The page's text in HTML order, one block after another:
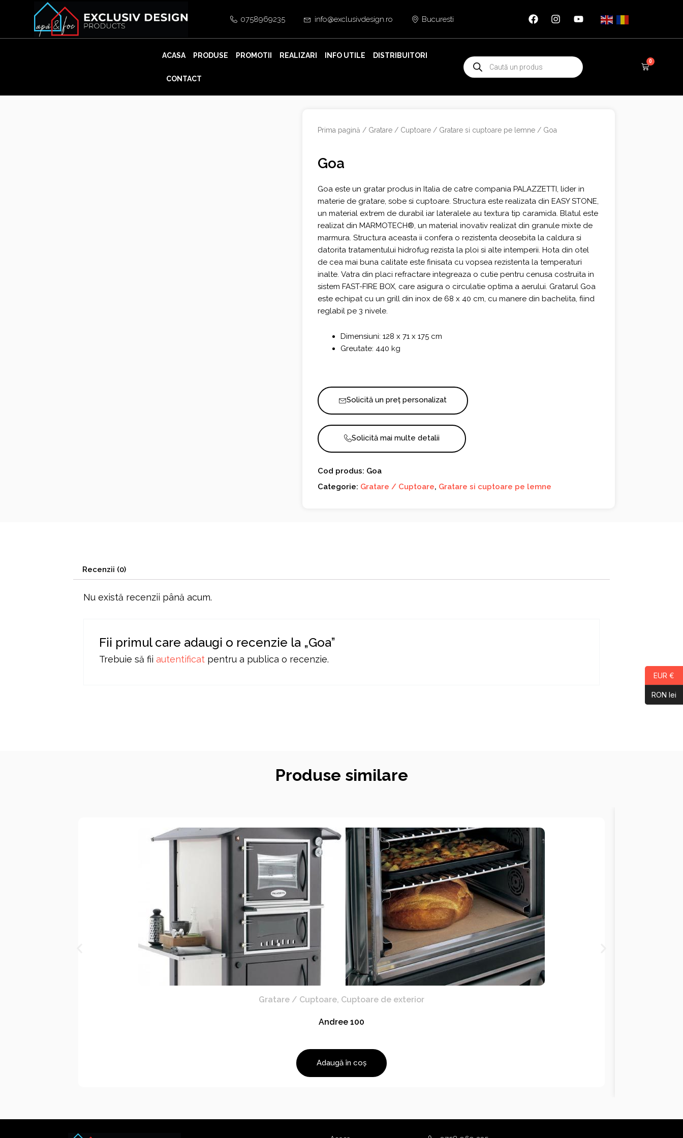
content
0758969235 info@exclusivdesign.ro Bucuresti
ACASA PRODUSE PROMOTII REALIZARI INFO UTILE DISTRIBUITORI
CONTACT
Products
search
0
Cart
Prima pagină / Gratare / Cuptoare / Gratare si cuptoare pe lemne / Goa
Goa
Goa este un gratar produs in Italia de catre compania PALAZZETTI, lider in
materie de gratare, sobe si cuptoare. Structura este realizata din EASY STONE,
un material extrem de durabil iar lateralele au textura tip caramida. Blatul este
realizat din MARMOTECH®, un material inovativ realizat din granule mixte de
marmura. Structura aceasta ii confera o rezistenta deosebita la caldura si
datorita tratamentului hidrofug rezista la ploi si alte intemperii. Hota din otel
de cea mai buna calitate este finisata cu vopsea rezistenta la temperaturi
inalte. Vatra din placi refractare integreaza o cutie pentru cenusa costruita in
sistem FAST-FIRE BOX, care asigura o circulatie optima a aerului. Gratarul Goa
este echipat cu un grill din inox de 68 x 40 cm, cu manere din bachelita, fiind
reglabil pe 3 nivele.
Dimensiuni: 128 x 71 x 175 cm
Greutate: 440 kg
Solicită un preț personalizat
Solicită mai multe detalii
Cod produs: Goa
Categorie: Gratare / Cuptoare, Gratare si cuptoare pe lemne
Recenzii (0)
Nu există recenzii până acum.
Fii primul care adaugi o recenzie la „Goa”
Trebuie să fiiautentificat pentru a publica o recenzie.
Produse similare
Gratare / Cuptoare, Cuptoare de exterior
Andree 100
Adaugă în coș
EUR €
RON lei